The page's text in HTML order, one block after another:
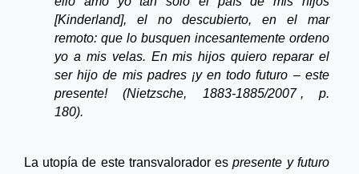
[Kinderland], el no descubierto, en el mar
remoto: que lo busquen incesantemente ordeno
yo a mis velas. En mis hijos quiero reparar el
ser hijo de mis padres ¡y en todo futuro – este
presente! (Nietzsche, 1883-1885/2007 , p.
180).
La utopía de este transvalorador espresente y futuro